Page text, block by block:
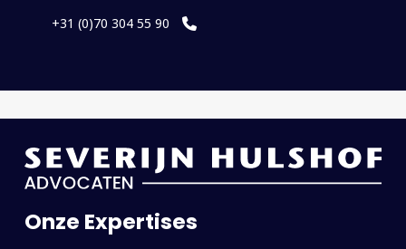
+31 (0)70 304 55 90
Onze Expertises